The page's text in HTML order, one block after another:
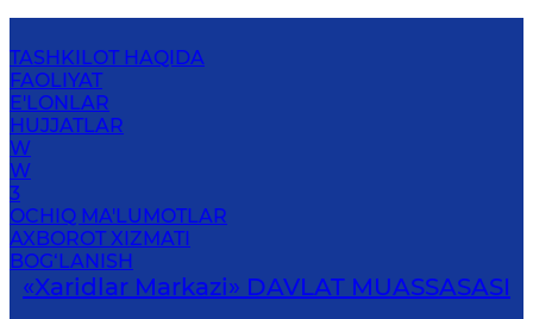
TASHKILOT HAQIDA
FAOLIYAT
E'LONLAR
HUJJATLAR
W
W
3
OCHIQ MA'LUMOTLAR
AXBOROT XIZMATI
BOG‘LANISH
«Xaridlar Markazi» DAVLAT MUASSASASI